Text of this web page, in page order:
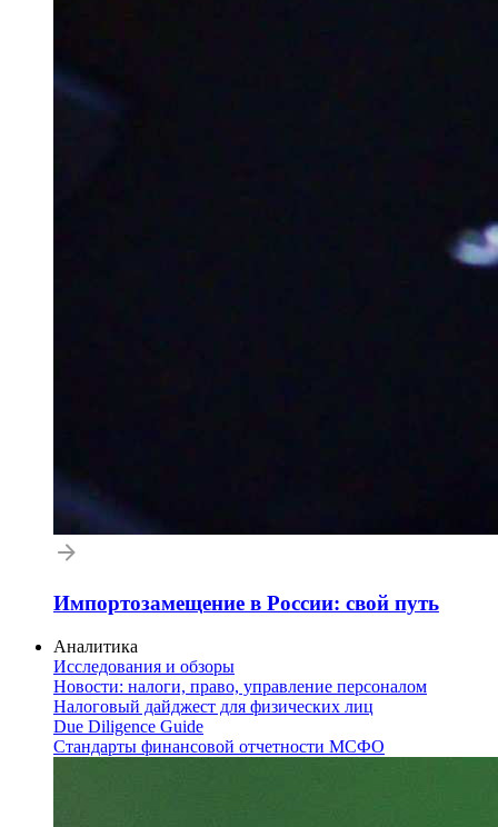
Импортозамещение в России: свой путь
Аналитика
Исследования и обзоры
Новости: налоги, право, управление персоналом
Налоговый дайджест для физических лиц
Due Diligence Guide
Стандарты финансовой отчетности МСФО